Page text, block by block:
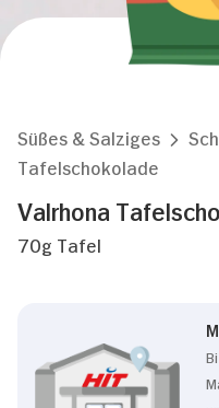
Süßes & Salziges
Tafelschokolade
Valrhona
70g Tafel